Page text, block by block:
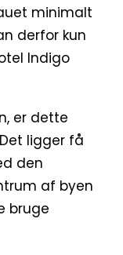
minimalt
derfor kun
Indigo
er dette
ligger få
den
af byen
bruge